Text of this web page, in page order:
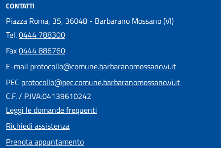
CONTATTI
Piazza Roma, 35, 36048 - Barbarano Mossano (VI)
Tel.0444 788300
Fax0444 886760
E-mail protocollo@comune.barbaranomossano.vi.it
PEC protocollo@pec.comune.barbaranomossano.vi.it
C.F. / P.IVA:04139610242
Leggi le domande frequenti
Richiedi assistenza
Prenota appuntamento